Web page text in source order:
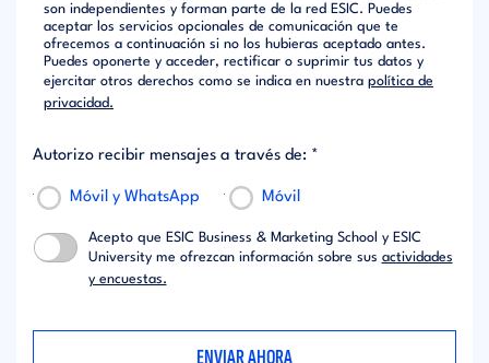
son independientes y forman parte de la red ESIC. Puedes
aceptar los servicios opcionales de comunicación que te
ofrecemos a continuación si no los hubieras aceptado antes.
Puedes oponerte y acceder, rectificar o suprimir tus datos y
ejercitar otros derechos como se indica en nuestra política de
privacidad.
Autorizo recibir mensajes a través de: *
Móvil y WhatsApp Móvil
Acepto que ESIC Business & Marketing School y ESIC
University me ofrezcan información sobre sus actividades
y encuestas.